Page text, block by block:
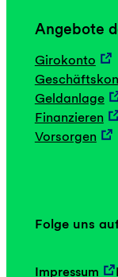
Angebote
Girokonto
Geldanlage
Finanzieren
Vorsorgen
Folge uns
Impressum